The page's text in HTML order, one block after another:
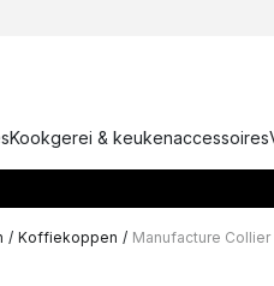
Kookgerei & keukenaccessoires
/ Koffiekoppen / Manufacture